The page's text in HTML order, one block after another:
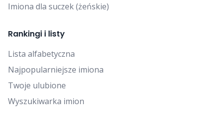
Imiona dla suczek (żeńskie)
Rankingi i listy
Lista alfabetyczna
Najpopularniejsze imiona
Twoje ulubione
Wyszukiwarka imion